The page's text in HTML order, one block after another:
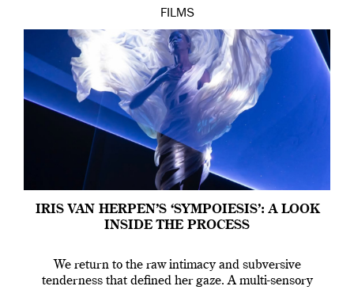
FILMS
IRIS VAN HERPEN’S ‘SYMPOIESIS’: A LOOK
INSIDE THE PROCESS
We return to the raw intimacy and subversive
tenderness that defined her gaze. A multi-sensory